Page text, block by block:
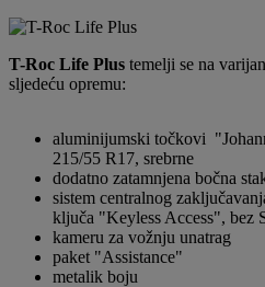
T-Roc Life Plus temelji se na
sljedeću opremu:
aluminijumski točkovi
215/55 R17, srebrne
dodatno zatamnjena bočna
sistem centralnog
ključa "Keyless Access", bez
kameru za vožnju unatrag
paket "Assistance"
metalik boju